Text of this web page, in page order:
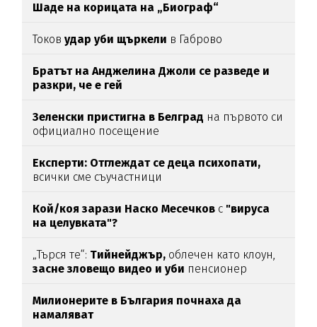
Шаде на корицата на „Биограф“
Токовудар уби щъркели в Габрово
Братът на Анджелина Джоли се разведе и
разкри, че е гей
Зеленски пристигна в Белград на първото си
официално посещение
Експерти: Отглеждат се деца психопати,
всички сме съучастници
Кой/коя зарази Наско Месечков с "вируса
на целувката"?
„Търся те“: Тийнейджър, облечен като клоун,
засне зловещо видео и уби пенсионер
Милионерите в България почнаха да
намаляват